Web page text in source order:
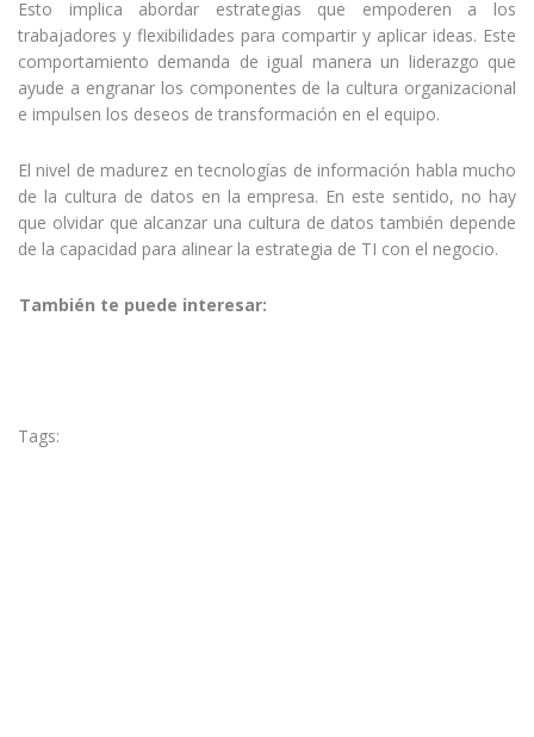
Esto implica abordar estrategias que empoderen a los
trabajadores y flexibilidades para compartir y aplicar ideas. Este
comportamiento demanda de igual manera un liderazgo que
ayude a engranar los componentes de la cultura organizacional
e impulsen los deseos de transformación en el equipo.
El nivel de madurez en tecnologías de información habla mucho
de la cultura de datos en la empresa. En este sentido, no hay
que olvidar que alcanzar una cultura de datos también depende
de la capacidad para alinear la estrategia de TI con el negocio.
También te puede interesar:
Tags: